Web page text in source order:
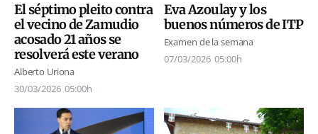
El séptimo pleito contra
el vecino de Zamudio
acosado 21 años se
resolverá este verano
Alberto Uriona
30/03/2026 05:00h
Eva Azoulay y los
buenos números de ITP
Examen de la semana
07/03/2026 05:00h